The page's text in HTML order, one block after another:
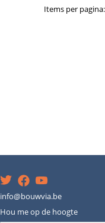
Items per pagina:
info@bouwvia.be
Hou me op de hoogte